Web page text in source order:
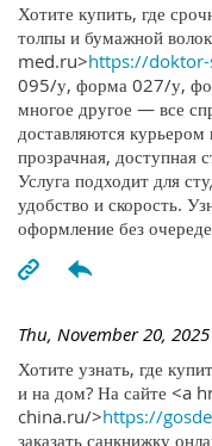
Хотите купить, где
толпы и бумажной
med.ru>https://
095/у, форма 027/у,
многое другое — все
доставляются
прозрачная, доступная
Услуга подходит для
удобство и скорость.
оформление без
Thu, November 20,
Хотите узнать, где
и на дом? На сайте
china.ru/>https://
заказать санкнижку